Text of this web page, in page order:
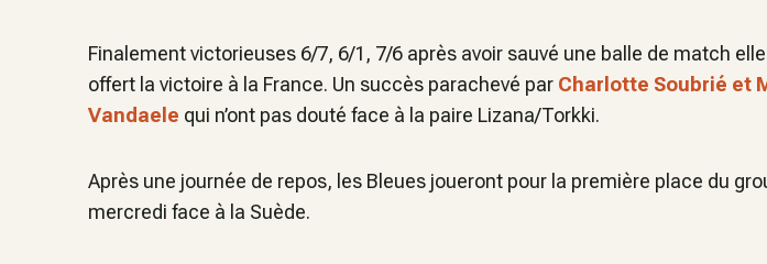
Finalement victorieuses 6/7, 6/1, 7/6 après avoir sauvé une balle de match
offert la victoire à la France. Un succès parachevé par Charlotte Soubrié et
Vandaele qui n’ont pas douté face à la paire Lizana/Torkki.
Après une journée de repos, les Bleues joueront pour la première place du
mercredi face à la Suède.